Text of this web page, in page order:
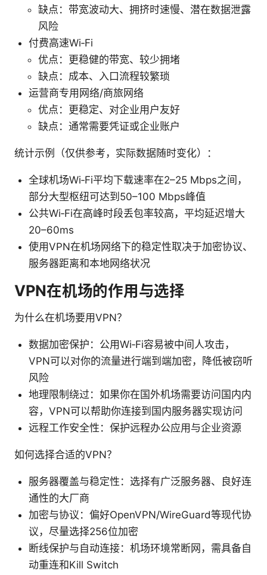
缺点：带宽波动大、拥挤时速慢、潜在数据泄露
风险
付费高速Wi‑Fi
优点：更稳健的带宽、较少拥堵
缺点：成本、入口流程较繁琐
运营商专用网络/商旅网络
优点：更稳定、对企业用户友好
缺点：通常需要凭证或企业账户
统计示例（仅供参考，实际数据随时变化）：
全球机场Wi‑Fi平均下载速率在2–25 Mbps之间，
部分大型枢纽可达到50–100 Mbps峰值
公共Wi‑Fi在高峰时段丢包率较高，平均延迟增大
20–60ms
使用VPN在机场网络下的稳定性取决于加密协议、
服务器距离和本地网络状况
VPN在机场的作用与选择
为什么在机场要用VPN？
数据加密保护：公用Wi‑Fi容易被中间人攻击，
VPN可以对你的流量进行端到端加密，降低被窃听
风险
地理限制绕过：如果你在国外机场需要访问国内内
容，VPN可以帮助你连接到国内服务器实现访问
远程工作安全性：保护远程办公应用与企业资源
如何选择合适的VPN？
服务器覆盖与稳定性：选择有广泛服务器、良好连
通性的大厂商
加密与协议：偏好OpenVPN/WireGuard等现代协
议，尽量选择256位加密
断线保护与自动连接：机场环境常断网，需具备自
动重连和Kill Switch